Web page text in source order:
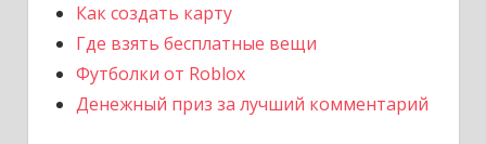
Как создать карту
Где взять бесплатные вещи
Футболки от Roblox
Денежный приз за лучший комментарий